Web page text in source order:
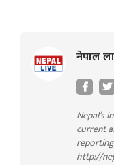
नेपाल
Nepal’s
current
http://